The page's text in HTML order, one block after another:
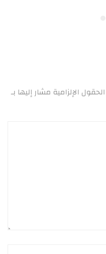
الحقول الإلزامية مشار إليها بـ